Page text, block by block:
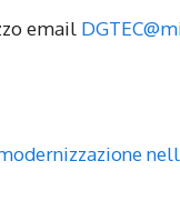
email